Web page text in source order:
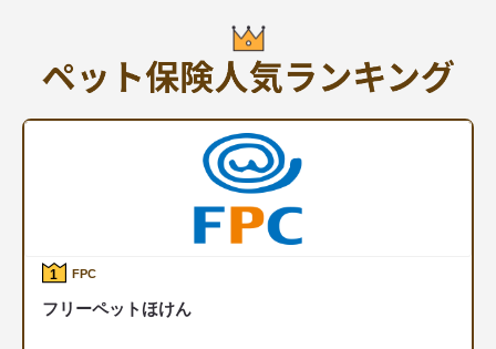
1 FPC
フリーペットほけん